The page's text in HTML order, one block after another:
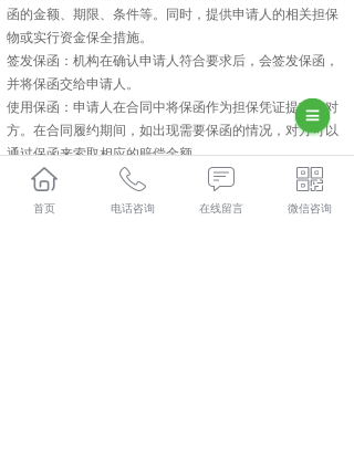
函的金额、期限、条件等。同时，提供申请人的相关担保
物或实行资金保全措施。
签发保函：机构在确认申请人符合要求后，会签发保函，
并将保函交给申请人。
使用保函：申请人在合同中将保函作为担保凭证提交给对
方。在合同履约期间，如出现需要保函的情况，对方可以
通过保函来索取相应的赔偿金额。
请注意，以上步骤仅供参考，具体办理流程可能会因不同
的要求而有所不同。因此，在办理工程保函前，建议咨询
首页 电话咨询 在线留言 微信咨询